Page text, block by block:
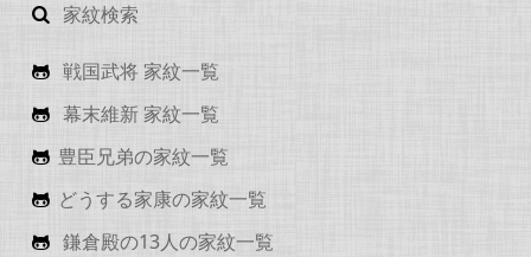
家紋検索
戦国武将 家紋一覧
幕末維新 家紋一覧
豊臣兄弟の家紋一覧
どうする家康の家紋一覧
鎌倉殿の13人の家紋一覧